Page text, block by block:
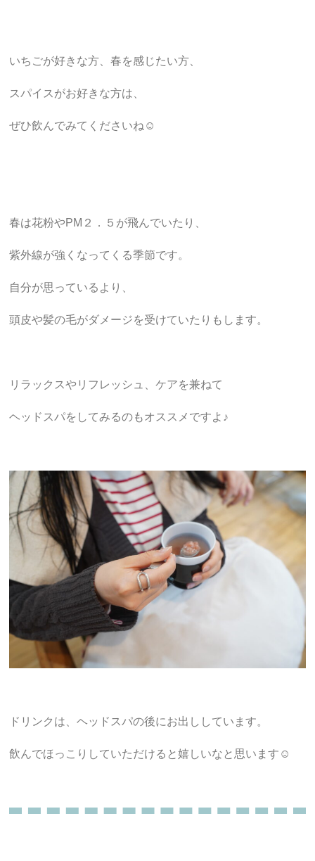
いちごが好きな方、春を感じたい方、
スパイスがお好きな方は、
ぜひ飲んでみてくださいね☺︎
春は花粉やPM２．５が飛んでいたり、
紫外線が強くなってくる季節です。
自分が思っているより、
頭皮や髪の毛がダメージを受けていたりもします。
リラックスやリフレッシュ、ケアを兼ねて
ヘッドスパをしてみるのもオススメですよ♪
ドリンクは、ヘッドスパの後にお出ししています。
飲んでほっこりしていただけると嬉しいなと思います☺︎